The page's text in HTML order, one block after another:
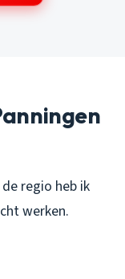
regio heb ik
werken.